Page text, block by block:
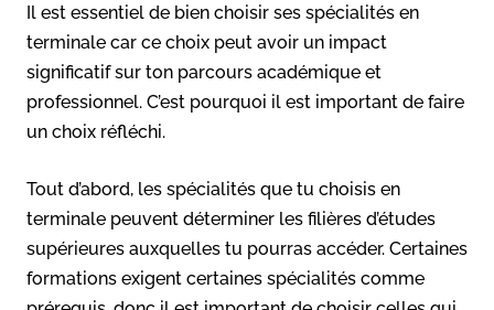
Il est essentiel de bien choisir ses spécialités en
terminale car ce choix peut avoir un impact
significatif sur ton parcours académique et
professionnel. C’est pourquoi il est important de faire
un choix réfléchi.
Tout d’abord, les spécialités que tu choisis en
terminale peuvent déterminer les filières d’études
supérieures auxquelles tu pourras accéder. Certaines
formations exigent certaines spécialités comme